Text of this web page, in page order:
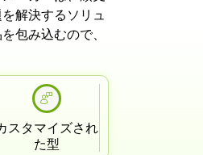
解決するソリュ
包み込むので、
スタマイズされ
た型